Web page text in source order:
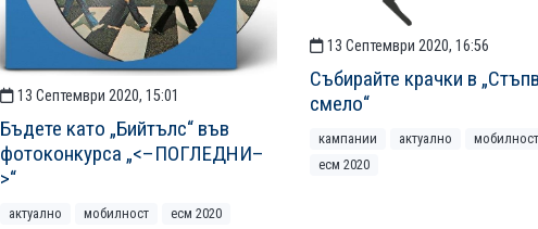
13 Септември 2020, 16:56
Събирайте крачки в
смело“
кампании актуално
мобилност
есм 2020
13 Септември 2020, 15:01
Бъдете като „Бийтълс“ във
фотоконкурса „<–ПОГЛЕДНИ–
>“
актуално мобилност есм 2020